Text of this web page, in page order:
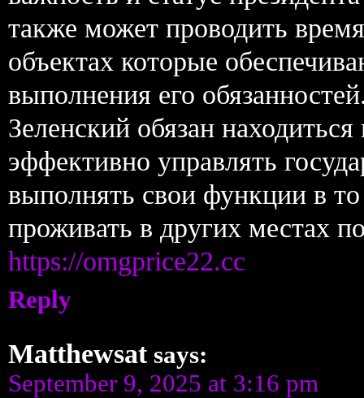
также может проводить
объектах которые
выполнения его
Зеленский обязан
эффективно управлять
выполнять свои функции в
проживать в других местах
https://omgprice22.cc
Reply
Matthewsat says:
September 9, 2025 at 3:16 pm